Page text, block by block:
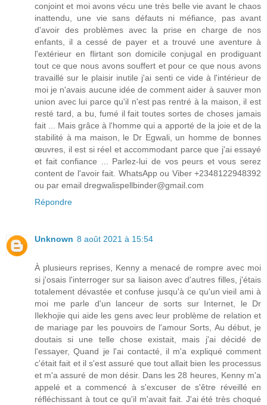
conjoint et moi avons vécu une très belle vie avant le chaos
inattendu, une vie sans défauts ni méfiance, pas avant
d'avoir des problèmes avec la prise en charge de nos
enfants, il a cessé de payer et a trouvé une aventure à
l'extérieur en flirtant son domicile conjugal en prodiguant
tout ce que nous avons souffert et pour ce que nous avons
travaillé sur le plaisir inutile j'ai senti ce vide à l'intérieur de
moi je n'avais aucune idée de comment aider à sauver mon
union avec lui parce qu'il n'est pas rentré à la maison, il est
resté tard, a bu, fumé il fait toutes sortes de choses jamais
fait ... Mais grâce à l'homme qui a apporté de la joie et de la
stabilité à ma maison, le Dr Egwali, un homme de bonnes
œuvres, il est si réel et accommodant parce que j'ai essayé
et fait confiance ... Parlez-lui de vos peurs et vous serez
content de l'avoir fait. WhatsApp ou Viber +2348122948392
ou par email dregwalispellbinder@gmail.com
Répondre
Unknown 8 août 2021 à 15:54
À plusieurs reprises, Kenny a menacé de rompre avec moi
si j'osais l'interroger sur sa liaison avec d'autres filles, j'étais
totalement dévastée et confuse jusqu'à ce qu'un vieil ami à
moi me parle d'un lanceur de sorts sur Internet, le Dr
Ilekhojie qui aide les gens avec leur problème de relation et
de mariage par les pouvoirs de l'amour Sorts, Au début, je
doutais si une telle chose existait, mais j'ai décidé de
l'essayer, Quand je l'ai contacté, il m'a expliqué comment
c'était fait et il s'est assuré que tout allait bien les processus
et m'a assuré de mon désir. Dans les 28 heures, Kenny m'a
appelé et a commencé à s'excuser de s'être réveillé en
réfléchissant à tout ce qu'il m'avait fait. J'ai été très choqué